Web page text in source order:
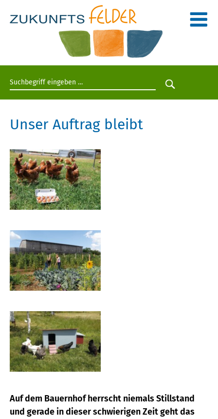
Suchbegriff eingeben
Suche
Unser Auftrag bleibt
Auf dem Bauernhof herrscht niemals Stillstand
und gerade in dieser schwierigen Zeit geht das